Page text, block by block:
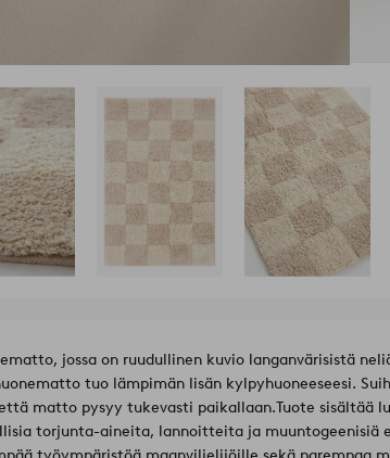
jossa on ruudullinen kuvio langanvärisistä
tuo lämpimän lisän kylpyhuoneeseesi.
matto pysyy tukevasti paikallaan.Tuote sisältää
torjunta-aineita, lannoitteita ja muuntogeenisiä